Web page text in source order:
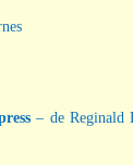
– de Reginald